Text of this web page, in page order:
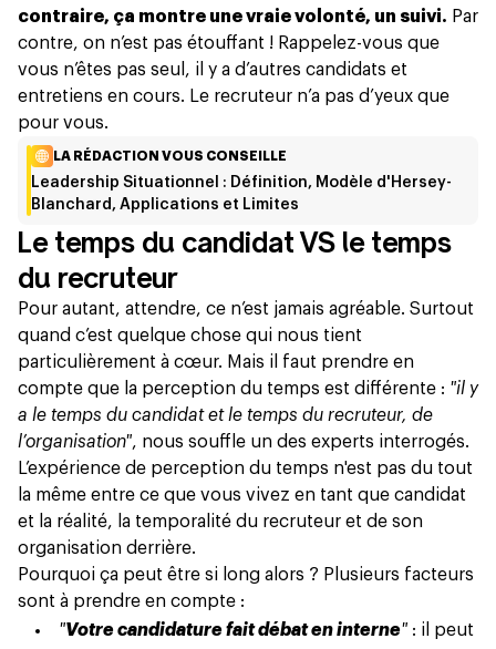
contraire, ça montre une vraie volonté, un suivi. Par
contre, on n’est pas étouffant ! Rappelez-vous que
vous n’êtes pas seul, il y a d’autres candidats et
entretiens en cours. Le recruteur n’a pas d’yeux que
pour vous.
LA RÉDACTION VOUS CONSEILLE
Leadership Situationnel : Définition, Modèle d'Hersey-
Blanchard, Applications et Limites
Le temps du candidat VS le temps
du recruteur
Pour autant, attendre, ce n’est jamais agréable. Surtout
quand c’est quelque chose qui nous tient
particulièrement à cœur. Mais il faut prendre en
compte que la perception du temps est différente : "il y
a le temps du candidat et le temps du recruteur, de
l’organisation", nous souffle un des experts interrogés.
L’expérience de perception du temps n'est pas du tout
la même entre ce que vous vivez en tant que candidat
et la réalité, la temporalité du recruteur et de son
organisation derrière.
Pourquoi ça peut être si long alors ? Plusieurs facteurs
sont à prendre en compte :
"Votre candidature fait débat en interne" : il peut